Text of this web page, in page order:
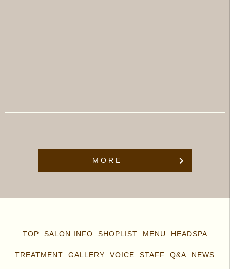
MORE
TOP SALON INFO SHOPLIST MENU HEADSPA
TREATMENT GALLERY VOICE STAFF Q&A NEWS